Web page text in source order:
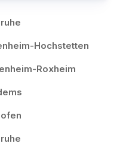
Hochstetten
Roxheim